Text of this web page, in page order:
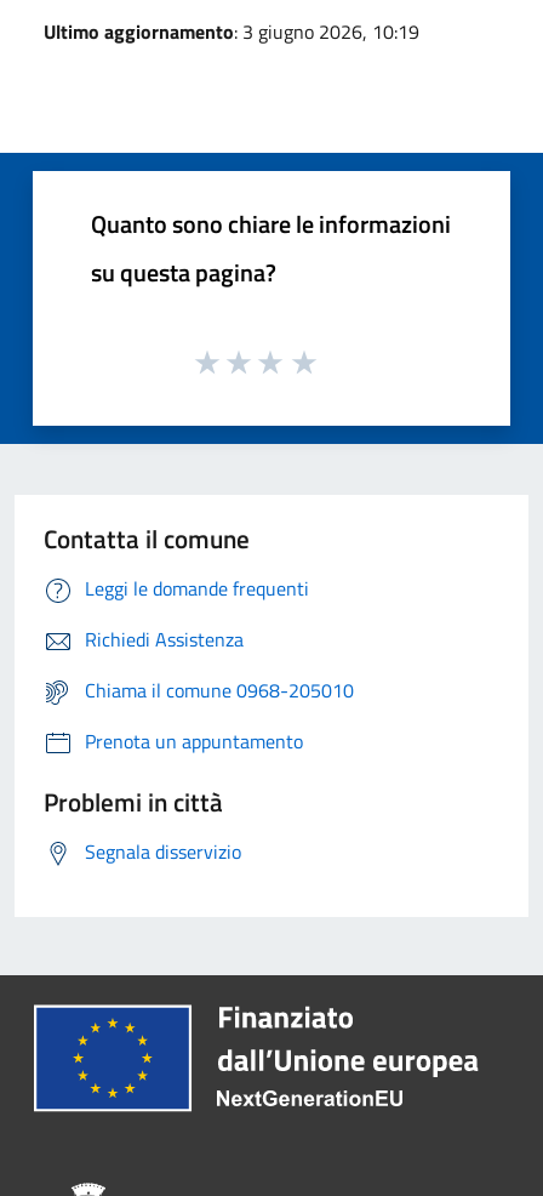
Ultimo aggiornamento: 3 giugno 2026, 10:19
Quanto sono chiare le informazioni
su questa pagina?
Contatta il comune
Leggi le domande frequenti
Richiedi Assistenza
Chiama il comune 0968-205010
Prenota un appuntamento
Problemi in città
Segnala disservizio